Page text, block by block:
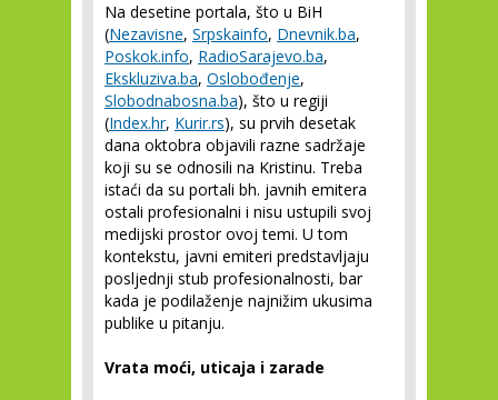
Na desetine portala, što u BiH
(Nezavisne, Srpskainfo, Dnevnik.ba,
Poskok.info, RadioSarajevo.ba,
Ekskluziva.ba, Oslobođenje,
Slobodnabosna.ba), što u regiji
(Index.hr, Kurir.rs), su prvih desetak
dana oktobra objavili razne sadržaje
koji su se odnosili na Kristinu. Treba
istaći da su portali bh. javnih emitera
ostali profesionalni i nisu ustupili svoj
medijski prostor ovoj temi. U tom
kontekstu, javni emiteri predstavljaju
posljednji stub profesionalnosti, bar
kada je podilaženje najnižim ukusima
publike u pitanju.
Vrata moći, uticaja i zarade